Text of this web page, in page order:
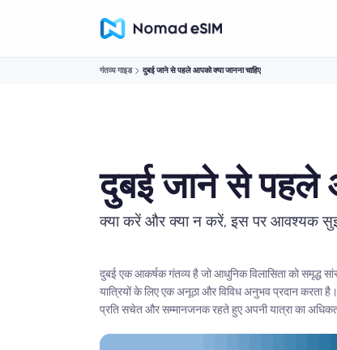
गंतव्य गाइड दुबई जाने से पहले आपको क्या जानना चाहिए
दुबई जाने से पहले
क्या करें और क्या न करें, इस पर आवश्यक
दुबई एक आकर्षक गंतव्य है जो आधुनिक विलासिता को समृद्ध
यात्रियों के लिए एक अनूठा और विविध अनुभव प्रदान करता
प्रति सचेत और सम्मानजनक रहते हुए अपनी यात्रा का